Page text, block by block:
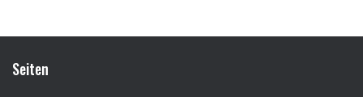
Seiten